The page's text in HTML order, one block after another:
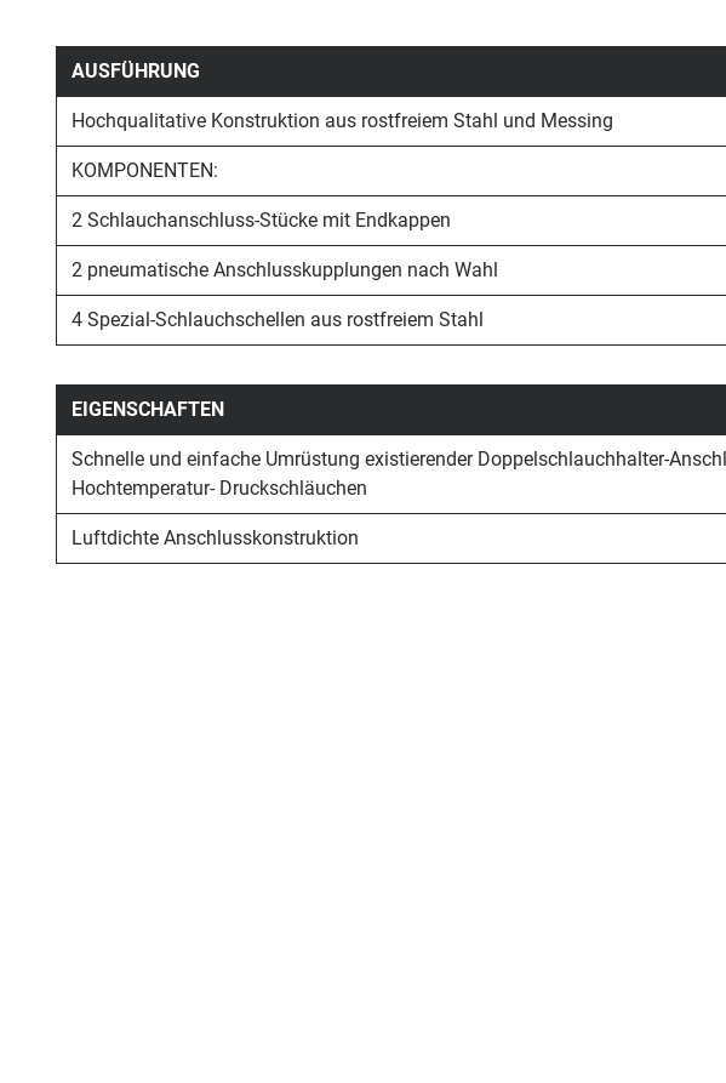
AUSFÜHRUNG
Hochqualitative Konstruktion aus rostfreiem Stahl und Messing
KOMPONENTEN:
2 Schlauchanschluss-Stücke mit Endkappen
2 pneumatische Anschlusskupplungen nach Wahl
4 Spezial-Schlauchschellen aus rostfreiem Stahl
EIGENSCHAFTEN
Schnelle und einfache Umrüstung existierender Doppelschlauchhalter-
Hochtemperatur- Druckschläuchen
Luftdichte Anschlusskonstruktion